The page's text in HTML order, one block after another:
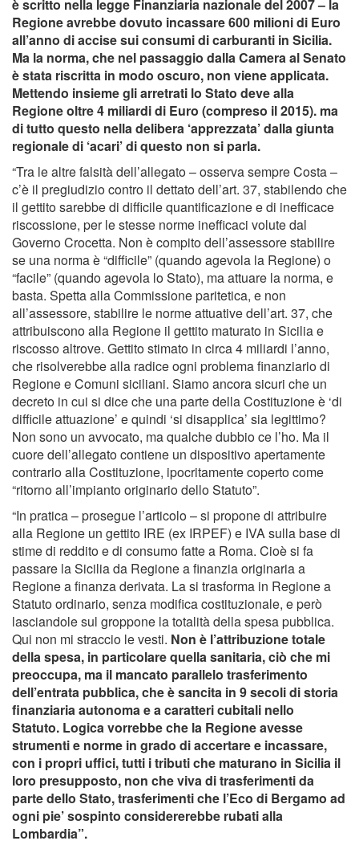
è scritto nella legge Finanziaria nazionale del 2007 – la
Regione avrebbe dovuto incassare 600 milioni di Euro
all’anno di accise sui consumi di carburanti in Sicilia.
Ma la norma, che nel passaggio dalla Camera al Senato
è stata riscritta in modo oscuro, non viene applicata.
Mettendo insieme gli arretrati lo Stato deve alla
Regione oltre 4 miliardi di Euro (compreso il 2015). ma
di tutto questo nella delibera ‘apprezzata’ dalla giunta
regionale di ‘acari’ di questo non si parla.
“Tra le altre falsità dell’allegato – osserva sempre Costa –
c’è il pregiudizio contro il dettato dell’art. 37, stabilendo che
il gettito sarebbe di difficile quantificazione e di inefficace
riscossione, per le stesse norme inefficaci volute dal
Governo Crocetta. Non è compito dell’assessore stabilire
se una norma è “difficile” (quando agevola la Regione) o
“facile” (quando agevola lo Stato), ma attuare la norma, e
basta. Spetta alla Commissione paritetica, e non
all’assessore, stabilire le norme attuative dell’art. 37, che
attribuiscono alla Regione il gettito maturato in Sicilia e
riscosso altrove. Gettito stimato in circa 4 miliardi l’anno,
che risolverebbe alla radice ogni problema finanziario di
Regione e Comuni siciliani. Siamo ancora sicuri che un
decreto in cui si dice che una parte della Costituzione è ‘di
difficile attuazione’ e quindi ‘si disapplica’ sia legittimo?
Non sono un avvocato, ma qualche dubbio ce l’ho. Ma il
cuore dell’allegato contiene un dispositivo apertamente
contrario alla Costituzione, ipocritamente coperto come
“ritorno all’impianto originario dello Statuto”.
“In pratica – prosegue l’articolo – si propone di attribuire
alla Regione un gettito IRE (ex IRPEF) e IVA sulla base di
stime di reddito e di consumo fatte a Roma. Cioè si fa
passare la Sicilia da Regione a finanzia originaria a
Regione a finanza derivata. La si trasforma in Regione a
Statuto ordinario, senza modifica costituzionale, e però
lasciandole sul groppone la totalità della spesa pubblica.
Qui non mi straccio le vesti. Non è l’attribuzione totale
della spesa, in particolare quella sanitaria, ciò che mi
preoccupa, ma il mancato parallelo trasferimento
dell’entrata pubblica, che è sancita in 9 secoli di storia
finanziaria autonoma e a caratteri cubitali nello
Statuto. Logica vorrebbe che la Regione avesse
strumenti e norme in grado di accertare e incassare,
con i propri uffici, tutti i tributi che maturano in Sicilia il
loro presupposto, non che viva di trasferimenti da
parte dello Stato, trasferimenti che l’Eco di Bergamo ad
ogni pie’ sospinto considererebbe rubati alla
Lombardia”.